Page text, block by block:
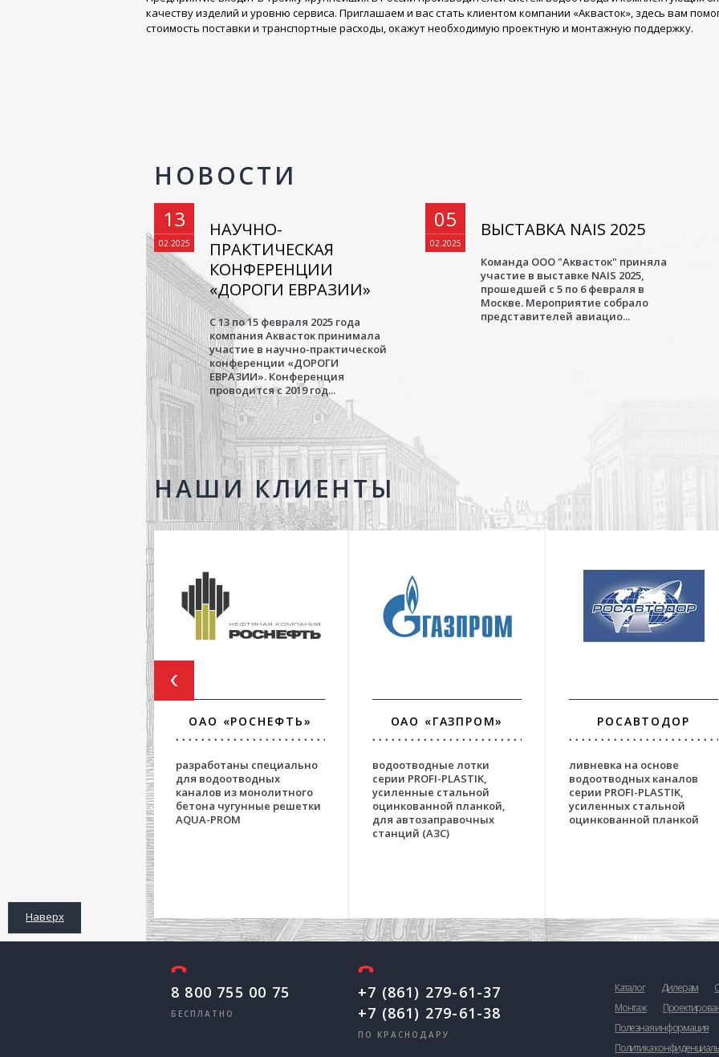
качеству изделий и уровню сервиса. Приглашаем и вас стать клиентом компании «Аквасток», здесь вам
стоимость поставки и транспортные расходы, окажут необходимую проектную и монтажную поддержку.
НОВОСТИ
13
02.2025
НАУЧНО-
ПРАКТИЧЕСКАЯ
КОНФЕРЕНЦИИ
«ДОРОГИ ЕВРАЗИИ»
С 13 по 15 февраля 2025 года
компания Аквасток принимала
участие в научно-практической
конференции «ДОРОГИ
ЕВРАЗИИ». Конференция
проводится с 2019 год...
05
02.2025
ВЫСТАВКА NAIS 2025
Команда ООО "Аквасток" приняла
участие в выставке NAIS 2025,
прошедшей с 5 по 6 февраля в
Москве. Мероприятие собрало
представителей авиацио...
НАШИ КЛИЕНТЫ
ОАО «РОСНЕФТЬ»
разработаны специально
для водоотводных
каналов из монолитного
бетона чугунные решетки
AQUA-PROM
ОАО «ГАЗПРОМ»
водоотводные лотки
серии PROFI-PLASTIK,
усиленные стальной
оцинкованной планкой,
для автозаправочных
станций (АЗС)
РОСАВТОДОР
ливневка на основе
водоотводных каналов
серии PROFI-PLASTIK,
усиленных стальной
оцинкованной планкой
Наверх
8 800 755 00 75
БЕСПЛАТНО
+7 (861) 279-61-37
+7 (861) 279-61-38
ПО КРАСНОДАРУ
Каталог Дилерам
Монтаж
Полезная информация
Политика